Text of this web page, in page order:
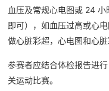
血压及常规心电图或 24
即可），如血压过高或心
做心脏彩超，心电图和心脏
参赛者应结合体检报告进
关运动比赛。